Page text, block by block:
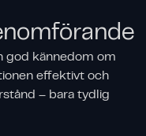
god kännedom om
effektivt och
– bara tydlig